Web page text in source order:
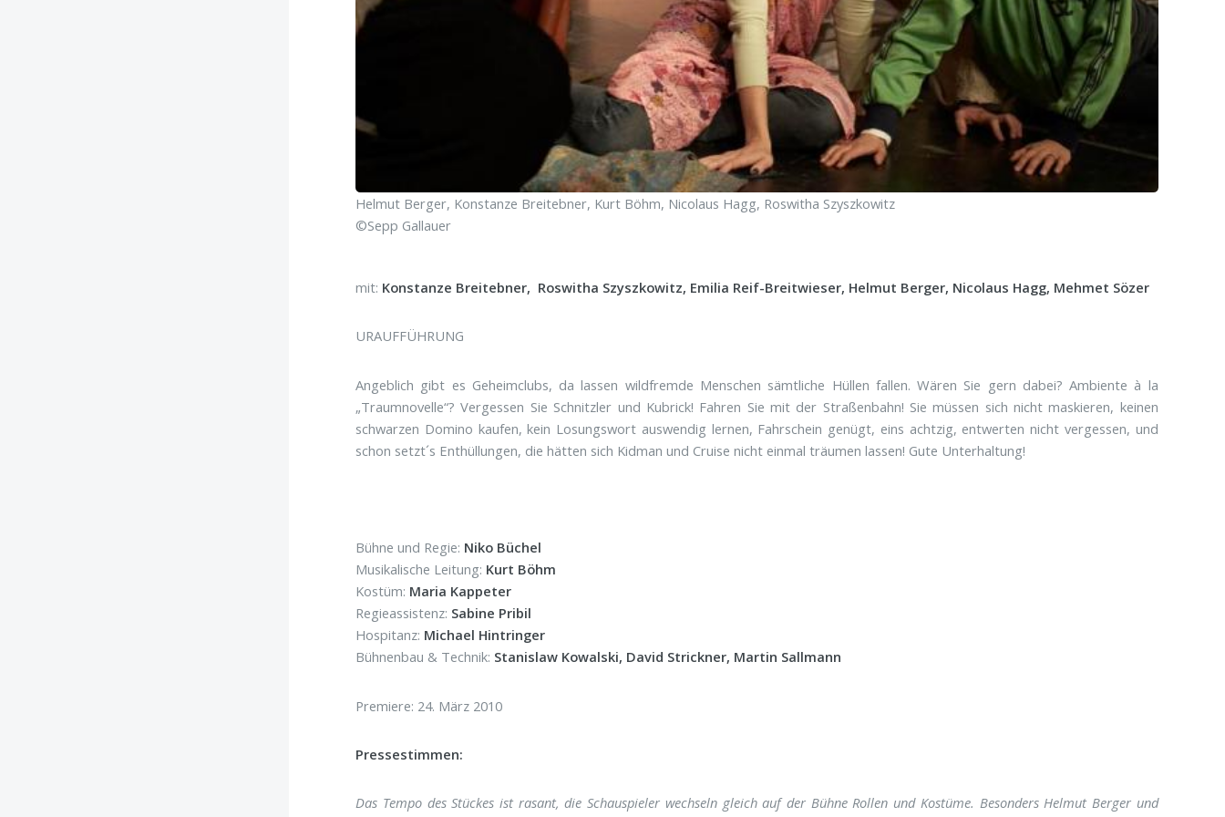
Helmut Berger, Konstanze Breitebner, Kurt Böhm, Nicolaus Hagg, Roswitha Szyszkowitz
©Sepp Gallauer
mit: Konstanze Breitebner, Roswitha Szyszkowitz, Emilia Reif-Breitwieser, Helmut Berger, Nicolaus Hagg, Mehmet Sözer
URAUFFÜHRUNG
Angeblich gibt es Geheimclubs, da lassen wildfremde Menschen sämtliche Hüllen fallen. Wären Sie gern dabei? Ambiente à la
„Traumnovelle“? Vergessen Sie Schnitzler und Kubrick! Fahren Sie mit der Straßenbahn! Sie müssen sich nicht maskieren, keinen
schwarzen Domino kaufen, kein Losungswort auswendig lernen, Fahrschein genügt, eins achtzig, entwerten nicht vergessen, und
schon setzt´s Enthüllungen, die hätten sich Kidman und Cruise nicht einmal träumen lassen! Gute Unterhaltung!
Bühne und Regie: Niko Büchel
Musikalische Leitung: Kurt Böhm
Kostüm: Maria Kappeter
Regieassistenz: Sabine Pribil
Hospitanz: Michael Hintringer
Bühnenbau & Technik: Stanislaw Kowalski, David Strickner, Martin Sallmann
Premiere: 24. März 2010
Pressestimmen:
Das Tempo des Stückes ist rasant, die Schauspieler wechseln gleich auf der Bühne Rollen und Kostüme. Besonders Helmut Berger und